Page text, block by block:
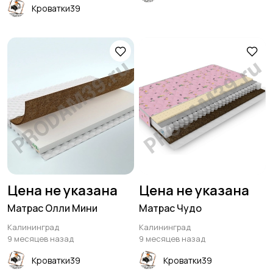
Кроватки39
Цена не указана
Матрас Олли Мини
Калининград
9 месяцев назад
Кроватки39
Цена не указана
Матрас Чудо
Калининград
9 месяцев назад
Кроватки39